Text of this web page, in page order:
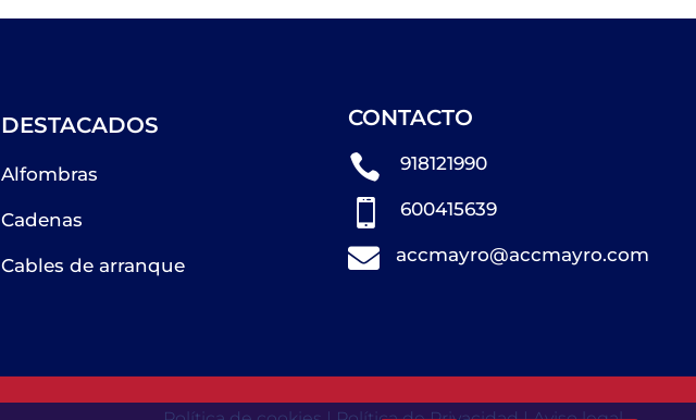
DESTACADOS
Alfombras
Cadenas
Cables de arranque
CONTACTO
 918121990
 600415639
 accmayro@accmayro.com